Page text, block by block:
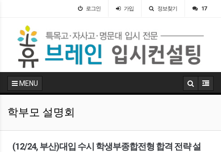
로그인 가입 정보찾기 17
MENU
학부모 설명회
(12/24, 부산)대입 수시 학생부종합전형 합격 전략 설